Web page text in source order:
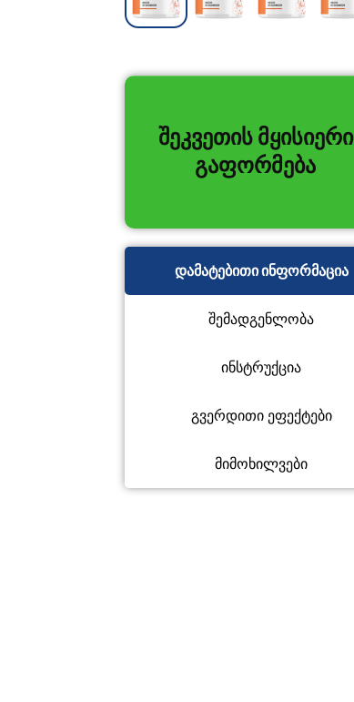
შეკვეთის მყისიერი
გაფორმება
დამატებითი ინფორმაცია
შემადგენლობა
ინსტრუქცია
გვერდითი ეფექტები
მიმოხილვები